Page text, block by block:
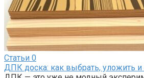
Статьи 0
ДПК доска: как выбрать, уложить и